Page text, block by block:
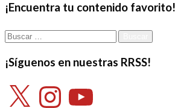
¡Encuentra tu contenido favorito!
Buscar:
¡Síguenos en nuestras RRSS!
X InstagramYouTube